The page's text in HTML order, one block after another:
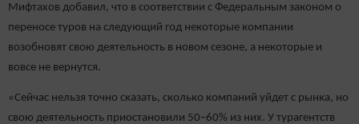
Мифтахов добавил, что в соответствии с Федеральным законом о
переносе туров на следующий год некоторые компании
возобновят свою деятельность в новом сезоне, а некоторые и
вовсе не вернутся.
«Сейчас нельзя точно сказать, сколько компаний уйдет с рынка, но
свою деятельность приостановили 50–60% из них. У турагентств